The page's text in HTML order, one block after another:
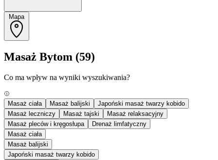
Mapa
Masaż Bytom (59)
Co ma wpływ na wyniki wyszukiwania?
Masaż ciała Masaż balijski
Japoński masaż twarzy kobido
Masaż leczniczy
Masaż tajski
Masaż relaksacyjny
Masaż pleców i kręgosłupa
Drenaż limfatyczny
Masaż ciała
Masaż balijski
Japoński masaż twarzy kobido